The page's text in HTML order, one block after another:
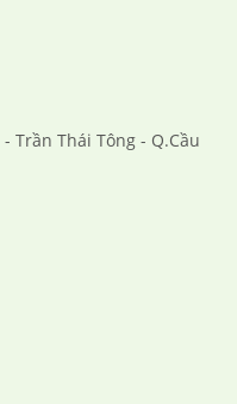
Trần Thái Tông - Q.Cầu